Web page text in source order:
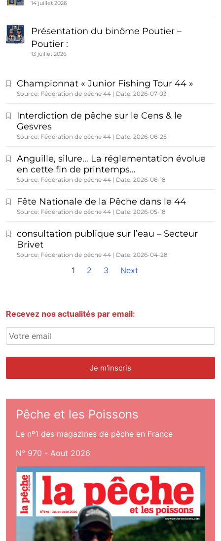
14 juillet 2026
Présentation du binôme Poutier –
Poutier :
13 juillet 2026
Championnat « Junior Fishing Tour 44 »
Source: Fédération de pêche 44 Date: 2026-07-03
Interdiction de pêche sur le Cens & le
Gesvres
Source: Fédération de pêche 44 Date: 2026-06-25
Anguille, silure… La réglementation évolue
en cette fin de printemps…
Source: Fédération de pêche 44 Date: 2026-06-18
Fête Nationale de la Pêche dans le 44
Source: Fédération de pêche 44 Date: 2026-05-18
consultation publique sur l’eau – Secteur
Brivet
Source: Fédération de pêche 44 Date: 2026-04-28
1 2 3 Next
Recevez nos actualités par email:
Pêche et les Poissons
Le nº1 des magazines de pêche en France
N° 970 - Aout 2026